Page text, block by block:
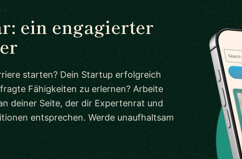
ein engagierter
starten? Dein Startup erfolgreich
Fähigkeiten zu erlernen? Arbeite
deiner Seite, der dir Expertenrat und
entsprechen. Werde unaufhaltsam